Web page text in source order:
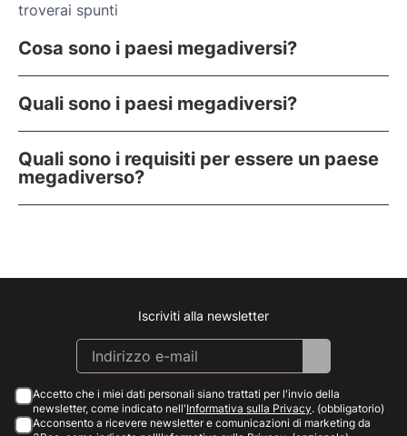
troverai spunti
Cosa sono i paesi megadiversi?
Quali sono i paesi megadiversi?
Quali sono i requisiti per essere un paese
megadiverso?
Instagram
Facebook
Linkedin
Youtube
Iscriviti alla newsletter
Accetto che i miei dati personali siano trattati per l'invio della
newsletter, come indicato nell'Informativa sulla Privacy. (obbligatorio)
Acconsento a ricevere newsletter e comunicazioni di marketing da